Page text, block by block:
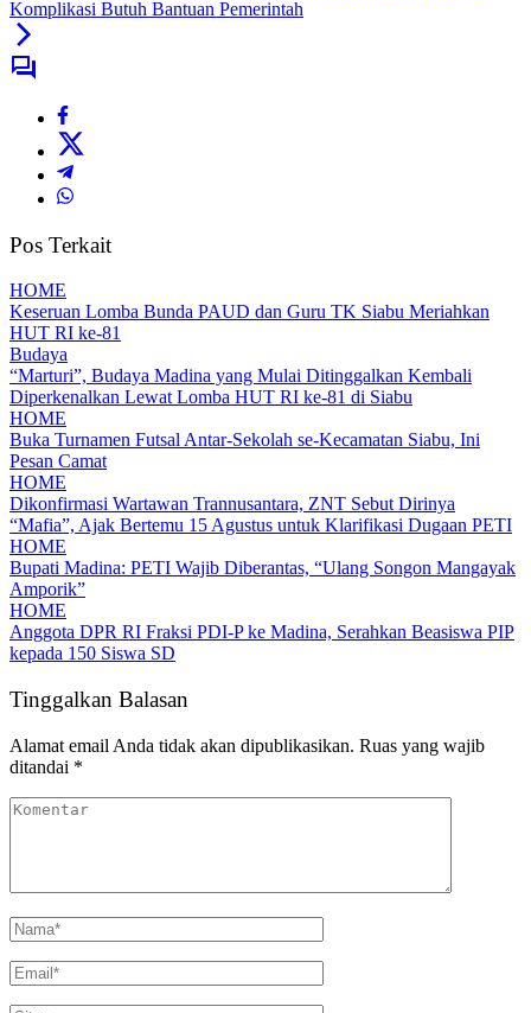
Komplikasi Butuh Bantuan Pemerintah
Pos Terkait
HOME
Keseruan Lomba Bunda PAUD dan Guru TK Siabu Meriahkan
HUT RI ke-81
Budaya
“Marturi”, Budaya Madina yang Mulai Ditinggalkan Kembali
Diperkenalkan Lewat Lomba HUT RI ke-81 di Siabu
HOME
Buka Turnamen Futsal Antar-Sekolah se-Kecamatan Siabu, Ini
Pesan Camat
HOME
Dikonfirmasi Wartawan Trannusantara, ZNT Sebut Dirinya
“Mafia”, Ajak Bertemu 15 Agustus untuk Klarifikasi Dugaan PETI
HOME
Bupati Madina: PETI Wajib Diberantas, “Ulang Songon Mangayak
Amporik”
HOME
Anggota DPR RI Fraksi PDI-P ke Madina, Serahkan Beasiswa PIP
kepada 150 Siswa SD
Tinggalkan Balasan
Alamat email Anda tidak akan dipublikasikan. Ruas yang wajib
ditandai *